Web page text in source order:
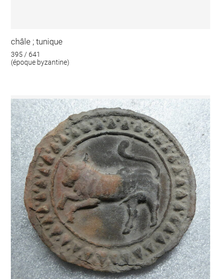
châle ; tunique
395 / 641
(époque byzantine)